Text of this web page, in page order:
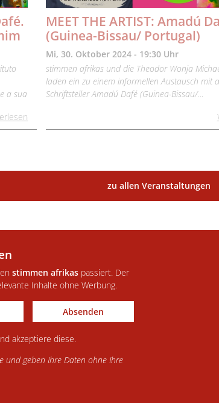
a sua
MEET THE ARTIST: Amadú
(Guinea-Bissau/ Portugal)
Mi, 30. Oktober 2024 - 19:30 Uhr
stimmen afrikas und die Theodor Wonja
laden ein zu einem informellen Austausch mit
Schriftsteller Amadú Dafé (Guinea-Bissau/…
zu allen Veranstaltungen
stimmen afrikas passiert. Der
Inhalte ohne Werbung.
Absenden
akzeptiere diese.
und geben Ihre Daten ohne Ihre